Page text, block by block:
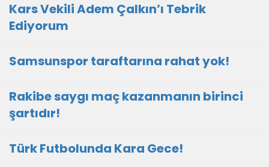
Kars Vekili Adem Çalkın’ı Tebrik
Ediyorum
Samsunspor taraftarına rahat yok!
Rakibe saygı maç kazanmanın birinci
şartıdır!
Türk Futbolunda Kara Gece!